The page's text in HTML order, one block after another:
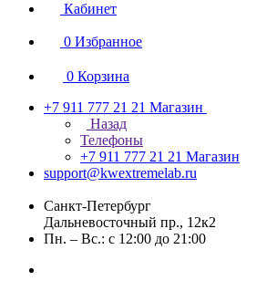
Кабинет
0 Избранное
0 Корзина
+7 911 777 21 21 Магазин
Назад
Телефоны
+7 911 777 21 21 Магазин
support@kwextremelab.ru
Санкт-Петербург
Дальневосточный пр., 12к2
Пн. – Вс.: с 12:00 до 21:00